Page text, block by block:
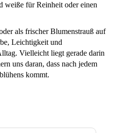
weiße für Reinheit oder einen
als frischer Blumenstrauß auf
Leichtigkeit und
Vielleicht liegt gerade darin
uns daran, dass nach jedem
kommt.